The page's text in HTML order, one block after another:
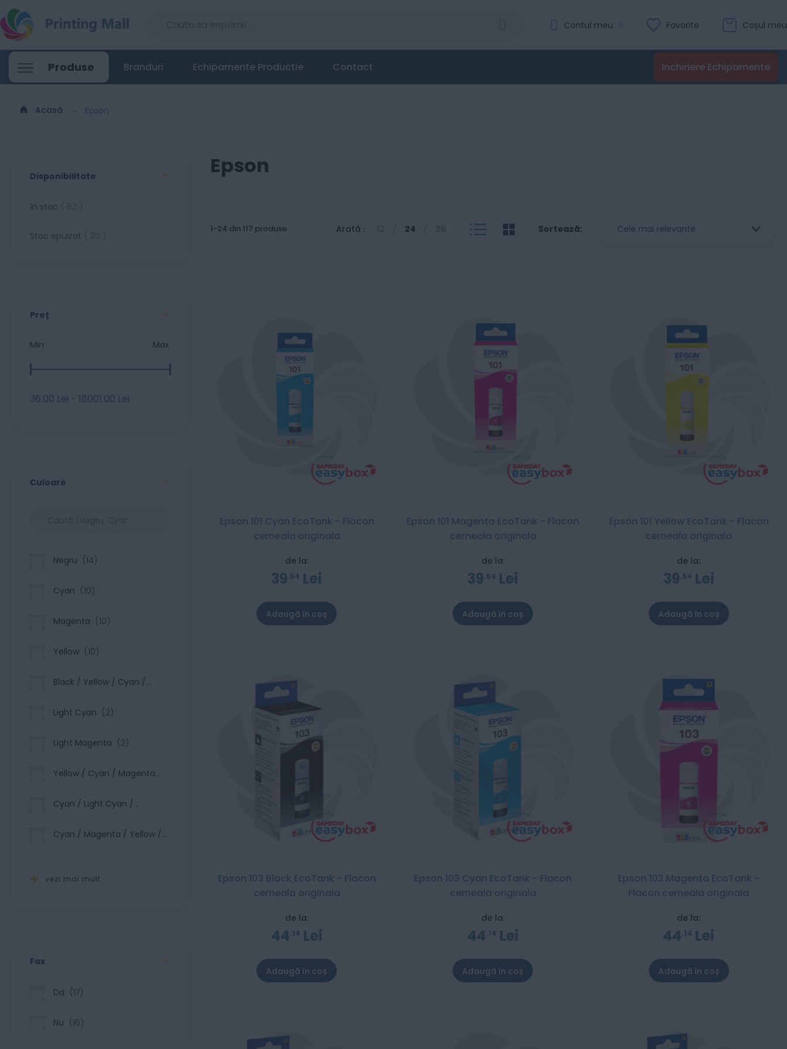
Coșul meu
Favorite
Contul meu
Produse Inchiriere Echipamente
Branduri Echipamente Productie Contact
Acasă Epson
Epson
Sortează
1-24 din 117 produse
as
Grid
List
Arată 24
Epson 101 Cyan EcoTank - Flacon
cerneala originala
de la:
39 54 Lei
Adaugă în coș
Epson 101 Magenta EcoTank - Flacon
cerneala originala
de la:
39 54 Lei
Adaugă în coș
Epson 101 Yellow EcoTank - Flacon
cerneala originala
de la:
39 54 Lei
Adaugă în coș
Epson 103 Black EcoTank - Flacon
cerneala originala
de la:
44 14 Lei
Adaugă în coș
Epson 103 Cyan EcoTank - Flacon
cerneala originala
de la:
44 14 Lei
Adaugă în coș
Epson 103 Magenta EcoTank -
Flacon cerneala originala
de la:
44 14 Lei
Adaugă în coș
Disponibilitate
în stoc
Stoc epuizat
Preț
Min Max
36.00 Lei - 18001.00 Lei
Culoare
Negru 14
Cyan 10
Magenta 10
Yellow 10
Black / Yellow / Cyan /
Light Cyan
2
Light Magenta 2
Yellow / Cyan / Magenta
Cyan / Light Cyan /
Yellow / Black
1
Cyan / Magenta / Yellow /
vezi mai mult
Fax
Da 17
Nu 16